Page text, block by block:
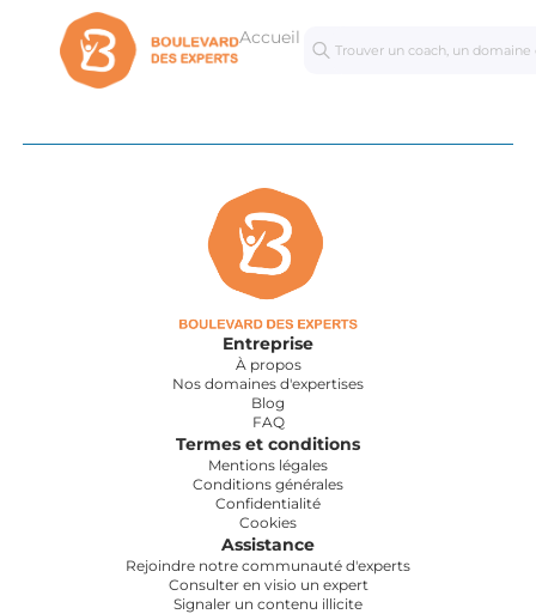
Accueil
Séances
personnalisées
Entreprise
À propos
Nos domaines d'expertises
Blog
FAQ
Termes et conditions
Mentions légales
Conditions générales
Confidentialité
Cookies
Assistance
Rejoindre notre communauté d'experts
Consulter en visio un expert
Signaler un contenu illicite